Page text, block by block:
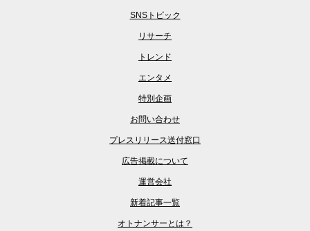
SNSトピック
リサーチ
トレンド
エンタメ
特別企画
お問い合わせ
プレスリリース送付窓口
広告掲載について
運営会社
新着記事一覧
オトナンサーとは？